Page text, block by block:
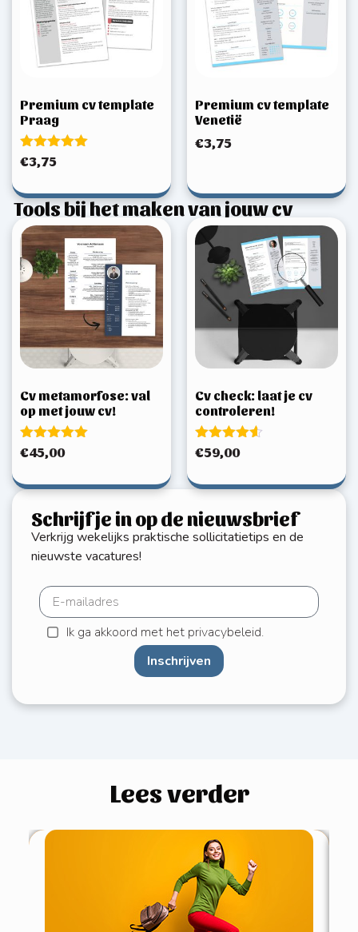
Schrijf je in op de nieuwsbrief
Verkrijg wekelijks praktische sollicitatietips en de
nieuwste vacatures!
Ik ga akkoord met het privacybeleid.
Inschrijven
Premium cv template
Praag
Gewaardeerd
5.00
€3,75
Premium cv template
Venetië
€3,75
Tools bij het maken van jouw cv
Cv metamorfose: val
op met jouw cv!
Gewaardeerd
€45,00
Cv check: laat je cv
controleren!
Gewaardeerd
€59,00
Lees verder